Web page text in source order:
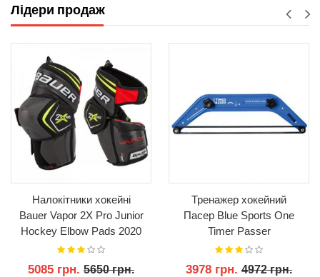
Лідери продаж
Налокітники хокейні
Bauer Vapor 2X Pro Junior
Hockey Elbow Pads 2020
5085 грн. 5650 грн.
Тренажер хокейний
Пасер Blue Sports One
Timer Passer
3978 грн. 4972 грн.